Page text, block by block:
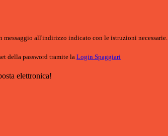
messaggio all'indirizzo indicato con le istruzioni necessarie.
della password tramite la Login Spaggiari
elettronica!